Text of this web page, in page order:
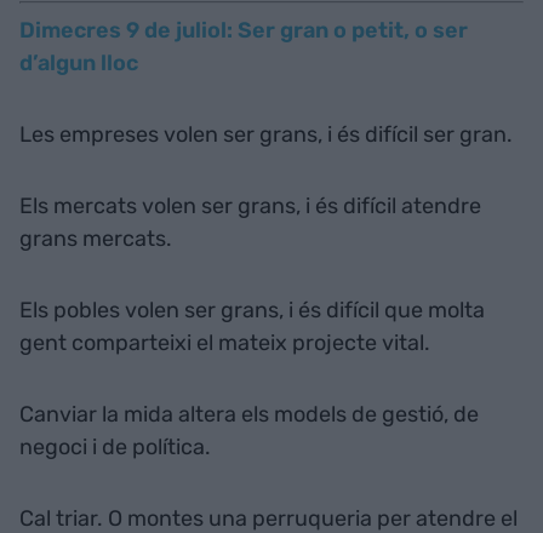
Dimecres 9 de juliol: Ser gran o petit, o ser
d’algun lloc
Les empreses volen ser grans, i és difícil ser gran.
Els mercats volen ser grans, i és difícil atendre
grans mercats.
Els pobles volen ser grans, i és difícil que molta
gent comparteixi el mateix projecte vital.
Canviar la mida altera els models de gestió, de
negoci i de política.
Cal triar. O montes una perruqueria per atendre el